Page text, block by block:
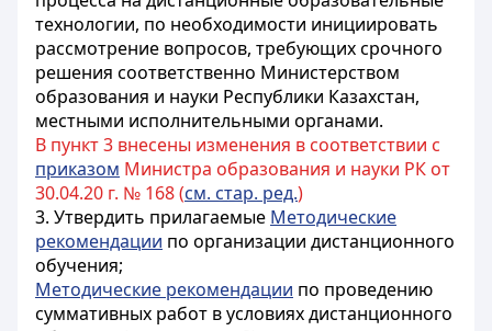
технологии, по необходимости инициировать
рассмотрение вопросов, требующих срочного
решения соответственно Министерством
образования и науки Республики Казахстан,
местными исполнительными органами.
В пункт 3 внесены изменения в соответствии с
приказом Министра образования и науки РК от
30.04.20 г. № 168 (см. стар. ред.)
3. Утвердить прилагаемые Методические
рекомендации по организации дистанционного
обучения;
Методические рекомендации по проведению
суммативных работ в условиях дистанционного